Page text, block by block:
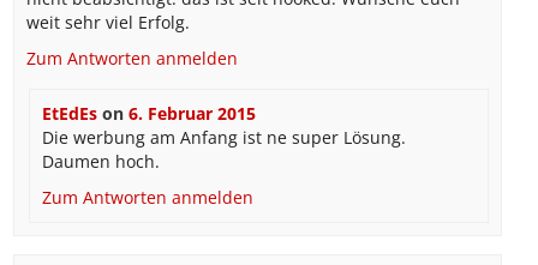
weit sehr viel Erfolg.
Zum Antworten anmelden
EtEdEs on6. Februar 2015
Die werbung am Anfang ist ne super Lösung.
Daumen hoch.
Zum Antworten anmelden